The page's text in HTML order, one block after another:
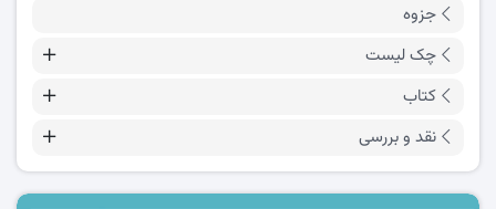
جزوه
چک لیست
کتاب
نقد و بررسی